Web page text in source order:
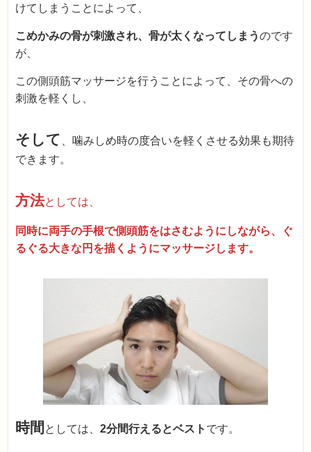
けてしまうことによって、
こめかみの骨が刺激され、骨が太くなってしまうのです
が、
この側頭筋マッサージを行うことによって、その骨への
刺激を軽くし、
そして
、噛みしめ時の度合いを軽くさせる効果も期待
できます。
方法としては、
同時に両手の手根で側頭筋をはさむようにしながら、ぐ
るぐる大きな円を描くようにマッサージします。
時間 としては、2分間行えるとベスト です。